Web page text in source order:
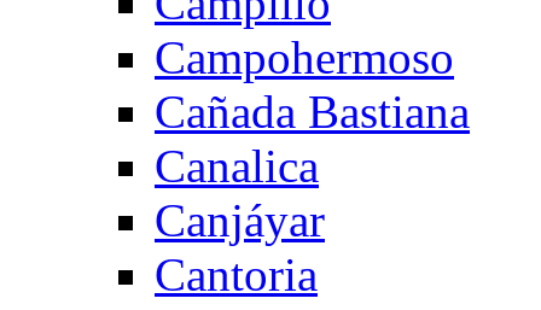
Campohermoso
Cañada Bastiana
Canalica
Canjáyar
Cantoria